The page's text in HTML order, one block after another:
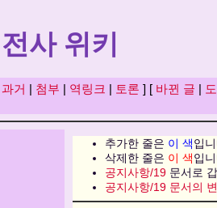
사 위키
과거 | 첨부 | 역링크 | 토론 ] [ 바뀐 글 |
추가한 줄은 이 색입
삭제한 줄은 이 색입
공지사항/19 문서로
공지사항/19 문서의